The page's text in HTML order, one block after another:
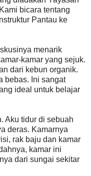
bicara tentang
Pantau ke
menarik
kamar yang sejuk.
dari kebun organik.
bebas. Ini sangat
ideal untuk belajar
Aku tidur di sebuah
deras. Kamarnya
rak baju dan kamar
kamar ini
dari sungai sekitar